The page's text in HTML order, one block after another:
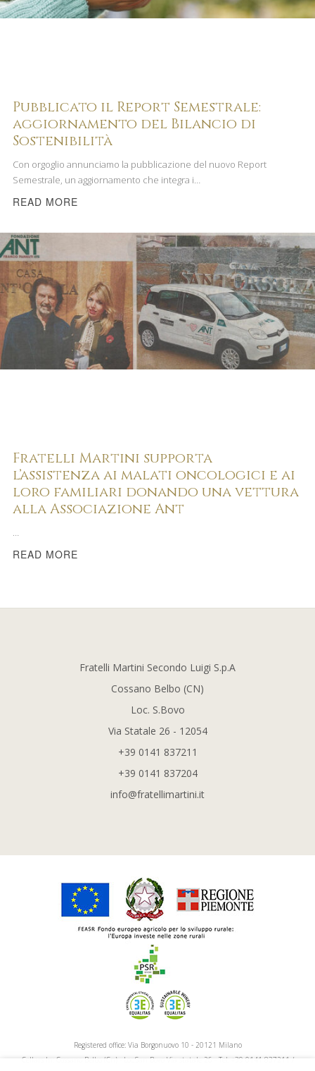
Pubblicato il Report Semestrale:
aggiornamento del Bilancio di
Sostenibilità
Con orgoglio annunciamo la pubblicazione del nuovo Report
Semestrale, un aggiornamento che integra i…
READ MORE
Fratelli Martini supporta
l’assistenza ai malati oncologici e ai
loro familiari donando una vettura
alla Associazione Ant
…
READ MORE
Fratelli Martini Secondo Luigi S.p.A
Cossano Belbo (CN)
Loc. S.Bovo
Via Statale 26 - 12054
+39 0141 837211
+39 0141 837204
info@fratellimartini.it
Registered office: Via Borgonuovo 10 - 20121 Milano
Cellars In: Cossano Belbo (Cn) - Loc.San Bovo Via statale 26 - Tel: +39 0141 837211 /